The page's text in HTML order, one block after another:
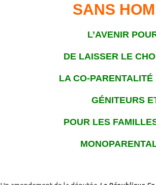
SANS
L’AVENIR
DE LAISSER LE
LA CO-
GÉNITEURS
POUR LES